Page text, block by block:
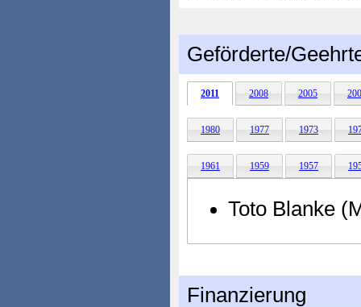
Geförderte/
2011 2008 2005
1980 1977 1973
1961 1959 1957
Toto Blanke
Finanzierung